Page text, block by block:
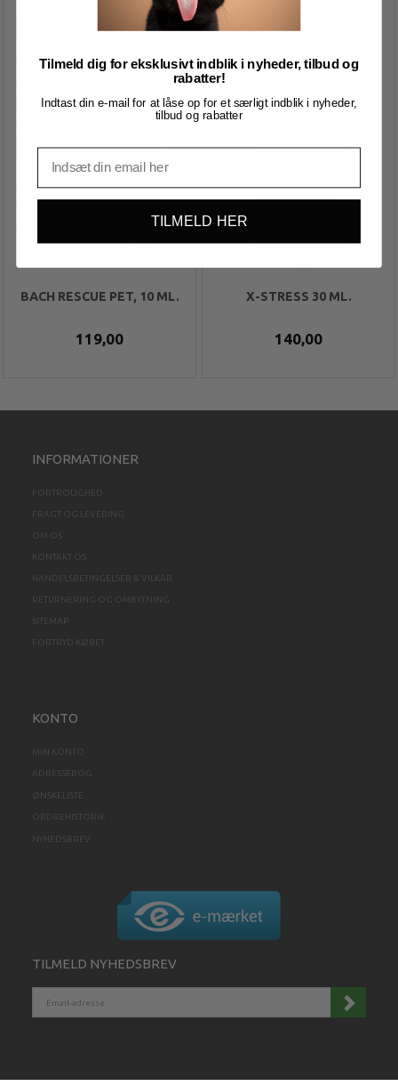
BACH RESCUE PET, 10 ML.
119,00
X-STRESS 30 ML.
140,00
INFORMATIONER
FORTROLIGHED
FRAGT OG LEVERING
OM OS
KONTAKT OS
HANDELSBETINGELSER & VILKÅR
RETURNERING OG OMBYTNING
SITEMAP
FORTRYD KØBET
KONTO
MIN KONTO
ADRESSEBOG
ØNSKELISTE
ORDREHISTORIK
NYHEDSBREV
TILMELD NYHEDSBREV
ADRESSE
Tilmeld dig for eksklusivt indblik i nyheder, tilbud og
rabatter!
Indtast din e-mail for at låse op for et særligt indblik i nyheder,
tilbud og rabatter
TILMELD HER